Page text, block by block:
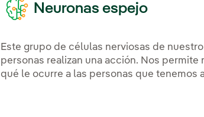
Neuronas espejo
Este grupo de células nerviosas de
personas realizan una acción. Nos permite
qué le ocurre a las personas que tenemos